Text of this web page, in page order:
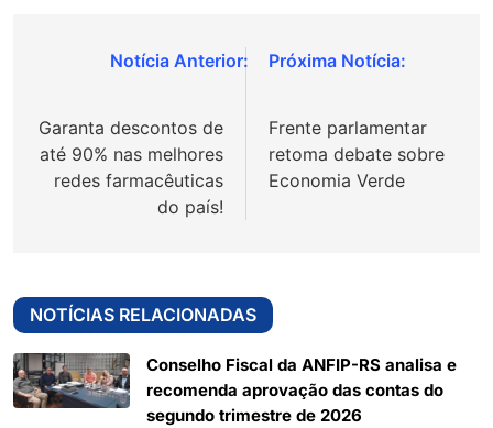
Navegação
Post
Garanta descontos de
até 90% nas melhores
redes farmacêuticas
do país!
Frente parlamentar
retoma debate sobre
Economia Verde
NOTÍCIAS RELACIONADAS
Conselho Fiscal da ANFIP-RS analisa e
recomenda aprovação das contas do
segundo trimestre de 2026